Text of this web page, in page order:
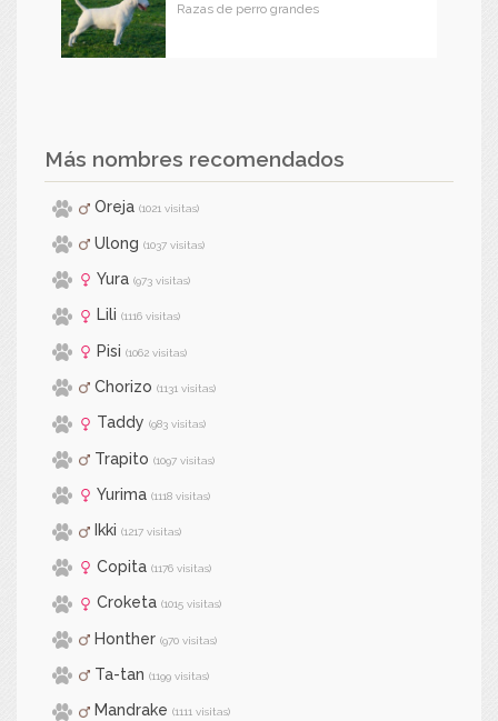
Razas de perro grandes
Más nombres recomendados
Oreja (1021 visitas)
Ulong (1037 visitas)
Yura (973 visitas)
Lili (1116 visitas)
Pisi (1062 visitas)
Chorizo (1131 visitas)
Taddy (983 visitas)
Trapito (1097 visitas)
Yurima (1118 visitas)
Ikki (1217 visitas)
Copita (1176 visitas)
Croketa (1015 visitas)
Honther (970 visitas)
Ta-tan (1199 visitas)
Mandrake (1111 visitas)